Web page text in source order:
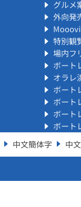
グルメ
外向発
特別観
場内フ
ボート
オラレ
ボート
ボート
ボート
ボート
中文簡体字 中